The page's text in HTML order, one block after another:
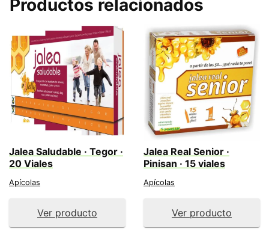
Productos relacionados
Jalea Saludable · Tegor ·
20 Viales
Apícolas
Ver producto
Jalea Real Senior ·
Pinisan · 15 viales
Apícolas
Ver producto